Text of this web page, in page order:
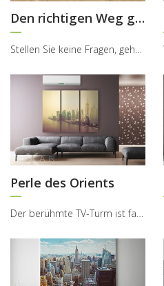
Den richtigen Weg gehend
Stellen Sie keine Fragen, gehen Sie einfach nach vorne und seien Sie! Und freuen Sie sich darüber...
Perle des Orients
Der berühmte TV-Turm ist fast der erkennbarste und gewiss die „medialste“ Bau von Schanghai. Es i...